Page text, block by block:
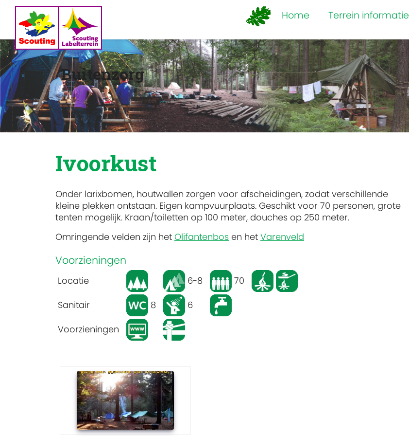
Home Terrein informatie
Buitenzorg
Ivoorkust
Onder larixbomen, houtwallen zorgen voor afscheidingen, zodat verschillende
kleine plekken ontstaan. Eigen kampvuurplaats. Geschikt voor 70 personen, grote
tenten mogelijk. Kraan/toiletten op 100 meter, douches op 250 meter.
Omringende velden zijn het Olifantenbos en het Varenveld
Voorzieningen
Locatie 6-8
70
Sanitair
8
6
Voorzieningen